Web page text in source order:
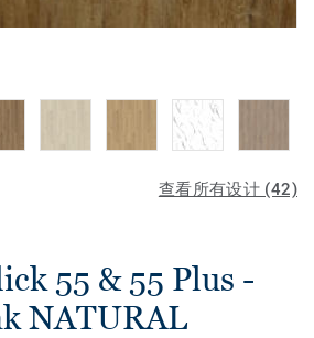
查看所有设计 (42)
55 & 55 Plus -
NATURAL